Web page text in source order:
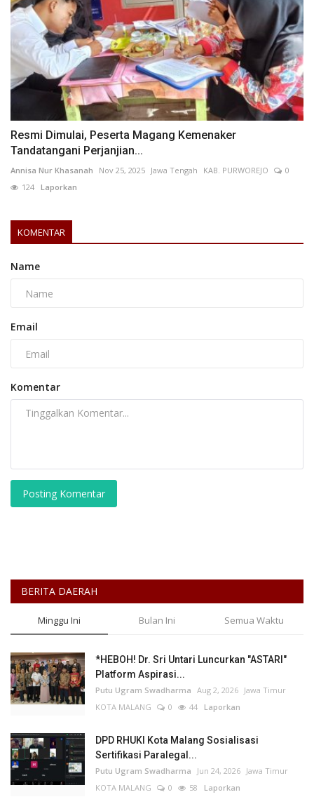
Resmi Dimulai, Peserta Magang Kemenaker
Tandatangani Perjanjian...
Annisa Nur Khasanah Nov 25, 2025 Jawa Tengah KAB. PURWOREJO
0
124 Laporkan
KOMENTAR
Name
Email
Komentar
Posting Komentar
BERITA DAERAH
Minggu Ini Bulan Ini Semua Waktu
*HEBOH! Dr. Sri Untari Luncurkan "ASTARI"
Platform Aspirasi...
Putu Ugram Swadharma Aug 2, 2026 Jawa Timur
KOTA MALANG
0 44 Laporkan
DPD RHUKI Kota Malang Sosialisasi
Sertifikasi Paralegal...
Putu Ugram Swadharma Jun 24, 2026 Jawa Timur
KOTA MALANG
0 58 Laporkan